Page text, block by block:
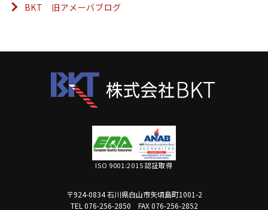
BKT 旧アメーバブログ
ISO 9001:2015 認証取得
〒924-0834 石川県白山市矢頃島町1001-2
TEL 076-256-2850
FAX 076-256-2852